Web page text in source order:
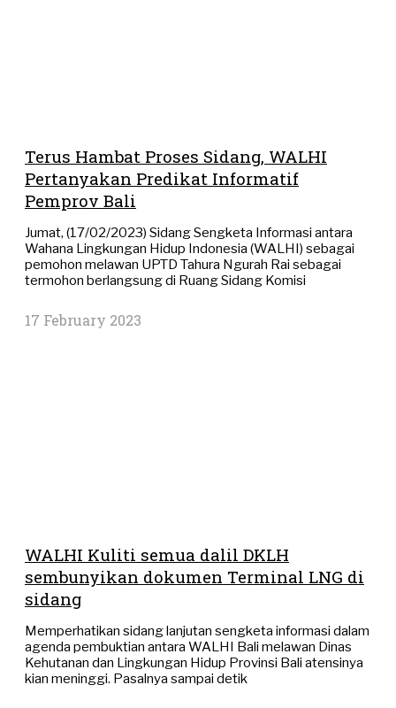
Terus Hambat Proses Sidang, WALHI
Pertanyakan Predikat Informatif
Pemprov Bali
Jumat, (17/02/2023) Sidang Sengketa Informasi antara
Wahana Lingkungan Hidup Indonesia (WALHI) sebagai
pemohon melawan UPTD Tahura Ngurah Rai sebagai
termohon berlangsung di Ruang Sidang Komisi
17 February 2023
WALHI Kuliti semua dalil DKLH
sembunyikan dokumen Terminal LNG di
sidang
Memperhatikan sidang lanjutan sengketa informasi dalam
agenda pembuktian antara WALHI Bali melawan Dinas
Kehutanan dan Lingkungan Hidup Provinsi Bali atensinya
kian meninggi. Pasalnya sampai detik